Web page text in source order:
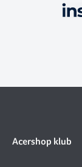
Acershop klub